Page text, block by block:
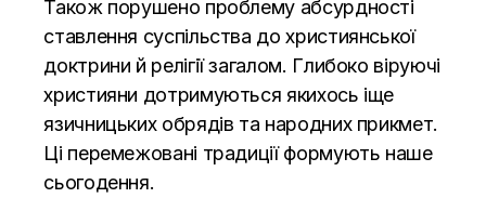
Також порушено проблему абсурдності
ставлення суспільства до християнської
доктрини й релігії загалом. Глибоко віруючі
християни дотримуються якихось іще
язичницьких обрядів та народних прикмет.
Ці перемежовані традиції формують наше
сьогодення.